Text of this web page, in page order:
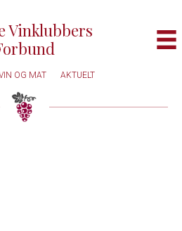
Vinklubbers
OG MAT AKTUELT